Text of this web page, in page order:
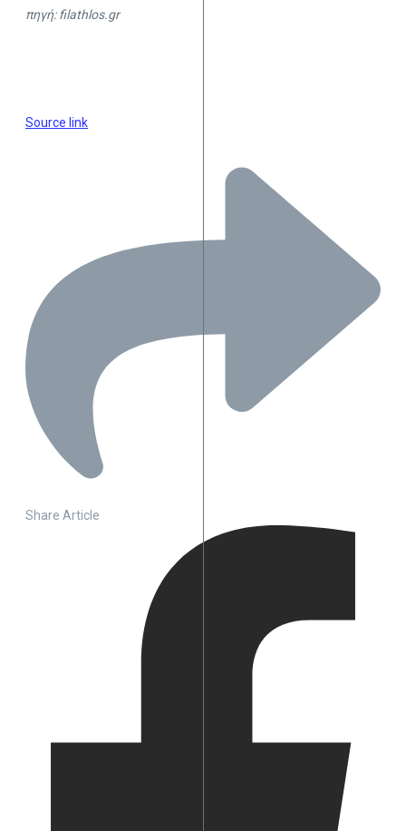
πηγή: filathlos.gr
Source link
Share Article